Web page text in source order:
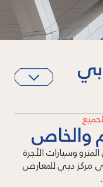
والخاص
وسيارات الأجرة
مركز دبي للمعارض